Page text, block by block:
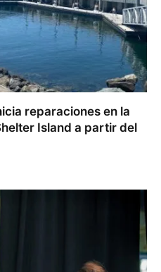
reparaciones en la
Island a partir del